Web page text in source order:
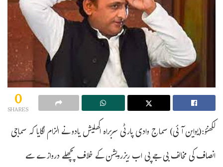
0
SHARES
لکھنؤ:(یواین آئی) سماج وادی پارٹی سربراہ اکھلیش یادو نے الزام لگایا کہ سماجی
انصاف کی مخالف بی جے پی اب ریزرویشن کے خلاف پچھلے دروازے سے